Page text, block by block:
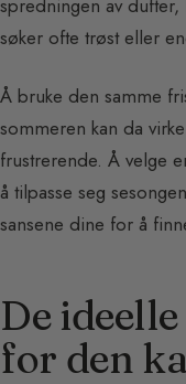
spredningen av
søker ofte trøst eller
Å bruke den samme
sommeren kan da
frustrerende. Å velge
å tilpasse seg
sansene dine for å
De
for den